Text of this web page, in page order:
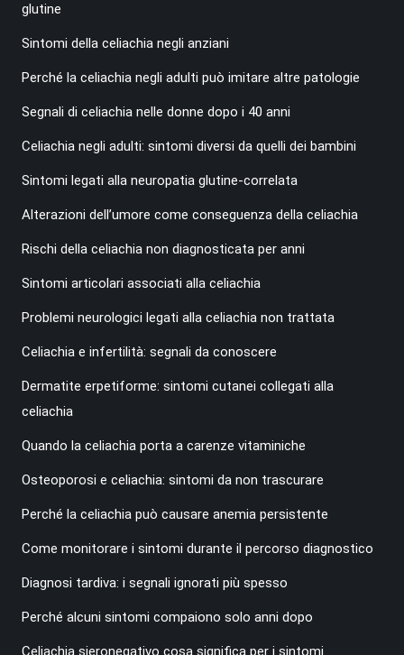
glutine
Sintomi della celiachia negli anziani
Perché la celiachia negli adulti può imitare altre patologie
Segnali di celiachia nelle donne dopo i 40 anni
Celiachia negli adulti: sintomi diversi da quelli dei bambini
Sintomi legati alla neuropatia glutine-correlata
Alterazioni dell’umore come conseguenza della celiachia
Rischi della celiachia non diagnosticata per anni
Sintomi articolari associati alla celiachia
Problemi neurologici legati alla celiachia non trattata
Celiachia e infertilità: segnali da conoscere
Dermatite erpetiforme: sintomi cutanei collegati alla
celiachia
Quando la celiachia porta a carenze vitaminiche
Osteoporosi e celiachia: sintomi da non trascurare
Perché la celiachia può causare anemia persistente
Come monitorare i sintomi durante il percorso diagnostico
Diagnosi tardiva: i segnali ignorati più spesso
Perché alcuni sintomi compaiono solo anni dopo
Celiachia sieronegativo cosa significa per i sintomi